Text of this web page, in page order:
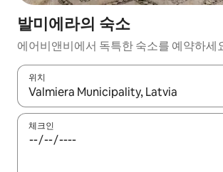
발미에라의 숙소
에어비앤비에서 독특한 숙소를 예약하세
위치
결과가 나오면 위·아래 화살표 키를 사용하
체크인